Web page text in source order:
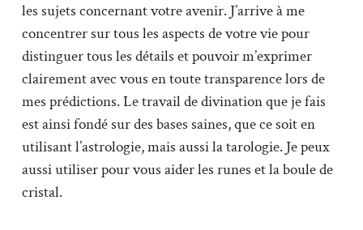
les sujets concernant votre avenir. J’arrive à me
concentrer sur tous les aspects de votre vie pour
distinguer tous les détails et pouvoir m’exprimer
clairement avec vous en toute transparence lors de
mes prédictions. Le travail de divination que je fais
est ainsi fondé sur des bases saines, que ce soit en
utilisant l’astrologie, mais aussi la tarologie. Je peux
aussi utiliser pour vous aider les runes et la boule de
cristal.